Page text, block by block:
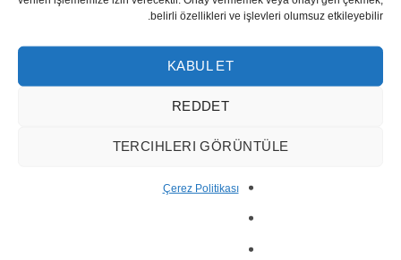
belirli özellikleri ve işlevleri olumsuz etkileyebilir.
KABUL ET
REDDET
TERCIHLERI GÖRÜNTÜLE
Çerez Politikası